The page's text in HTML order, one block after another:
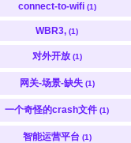
connect-to-wifi (1)
WBR3, (1)
对外开放 (1)
网关-场景-缺失 (1)
一个奇怪的crash文件 (1)
智能运营平台 (1)